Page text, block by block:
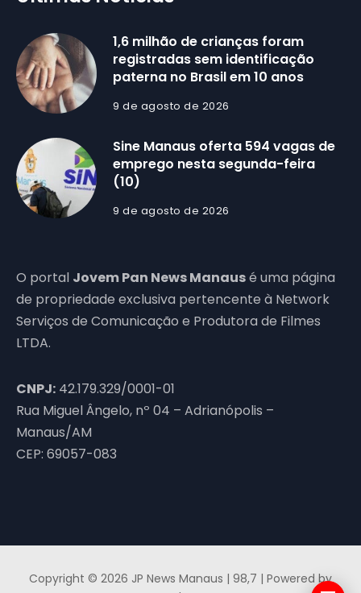
1,6 milhão de crianças foram
registradas sem identificação
paterna no Brasil em 10 anos
9 de agosto de 2026
Sine Manaus oferta 594 vagas de
emprego nesta segunda-feira
(10)
9 de agosto de 2026
O portal Jovem Pan News Manausé uma página
de propriedade exclusiva pertencente à Network
Serviços de Comunicação e Produtora de Filmes
LTDA.
CNPJ: 42.179.329/0001-01
Rua Miguel Ângelo, nº 04 – Adrianópolis –
Manaus/AM
CEP: 69057-083
Copyright © 2026 JP News Manaus | 98,7 | Powered by